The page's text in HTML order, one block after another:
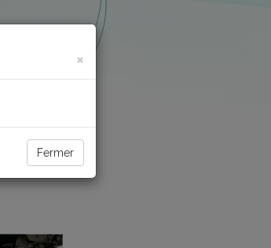
×
Fermer